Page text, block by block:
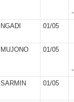
-
NGADI 01/05
MUJONO 01/05
-
SARMIN 01/05